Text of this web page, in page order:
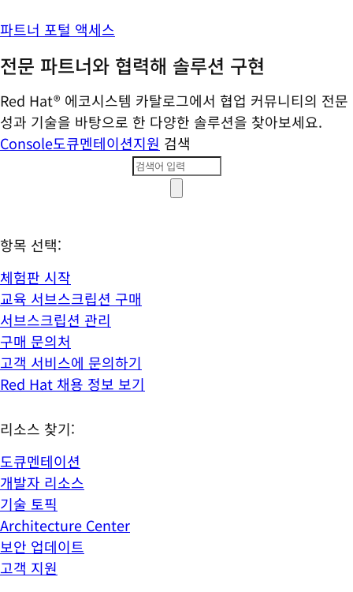
파트너 포털 액세스
전문 파트너와 협력해 솔루션 구현
Red Hat® 에코시스템 카탈로그에서 협업 커뮤니티의 전문
성과 기술을 바탕으로 한 다양한 솔루션을 찾아보세요.
Console도큐멘테이션지원 검색
항목 선택:
체험판 시작
교육 서브스크립션 구매
서브스크립션 관리
구매 문의처
고객 서비스에 문의하기
Red Hat 채용 정보 보기
리소스 찾기:
도큐멘테이션
개발자 리소스
기술 토픽
Architecture Center
보안 업데이트
고객 지원